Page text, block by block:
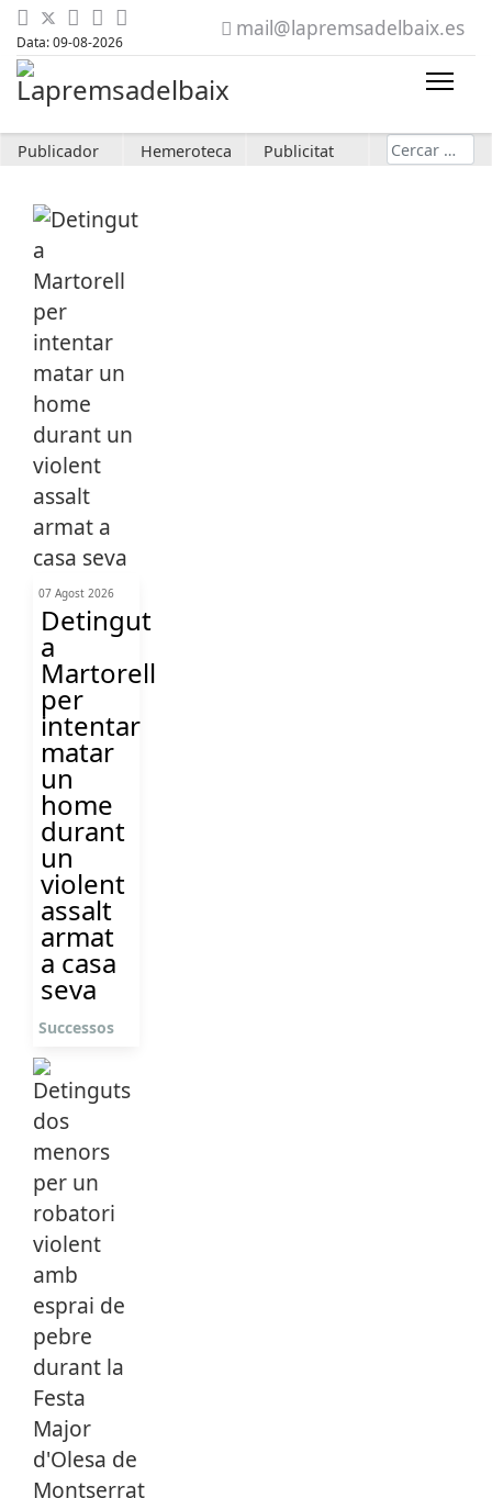
Data: 09-08-2026
mail@lapremsadelbaix.es
Publicador Hemeroteca Publicitat Cerca
07 Agost 2026
Detingut
a
Martorell
per
intentar
matar
un
home
durant
un
violent
assalt
armat
a casa
seva
Successos